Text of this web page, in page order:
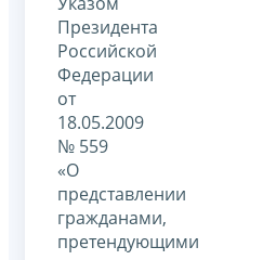
Президента
Российской
Федерации
от
18.05.2009
№ 559
«О
представлении
гражданами,
претендующими